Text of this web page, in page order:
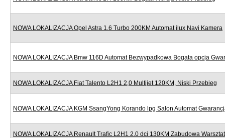
NOWA LOKALIZACJA Opel Astra 1.6 Turbo 200KM Automat ilux Navi Kamera
NOWA LOKALIZACJA Bmw 116D Automat Bezwypadkowa Bogata opcja
NOWA LOKALIZACJA Fiat Talento L2H1 2,0 Multijet 120KM, Niski Przebieg
NOWA LOKALIZACJA KGM SsangYong Korando lpg Salon Automat
NOWA LOKALIZACJA Renault Trafic L2H1 2.0 dci 130KM Zabudowa